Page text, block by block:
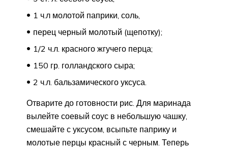
1 ч.л молотой паприки, соль,
перец черный молотый (щепотку);
1/2 ч.л. красного жгучего перца;
150 гр. голландского сыра;
2 ч.л. бальзамического уксуса.
Отварите до готовности рис. Для маринада
вылейте соевый соус в небольшую чашку,
смешайте с уксусом, всыпьте паприку и
молотые перцы красный с черным. Теперь